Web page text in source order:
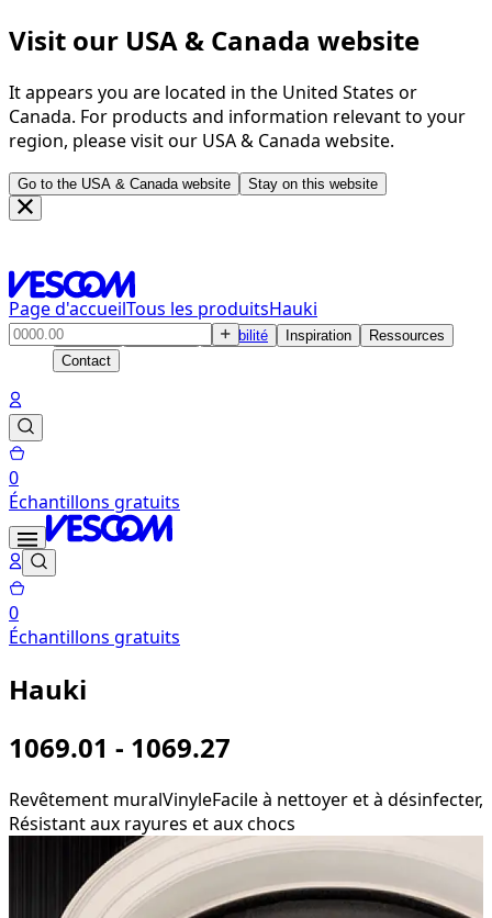
Visit our USA & Canada website
It appears you are located in the United States or
Canada. For products and information relevant to your
region, please visit our USA & Canada website.
Go to the USA & Canada website Stay on this website
Page d'accueilTous les produitsHauki
Produits Durabilité Inspiration
Ressources
Contact
0
Échantillons gratuits
0
Échantillons gratuits
Hauki
1069.01 - 1069.27
Revêtement muralVinyleFacile à nettoyer et à désinfecter,
Résistant aux rayures et aux chocs